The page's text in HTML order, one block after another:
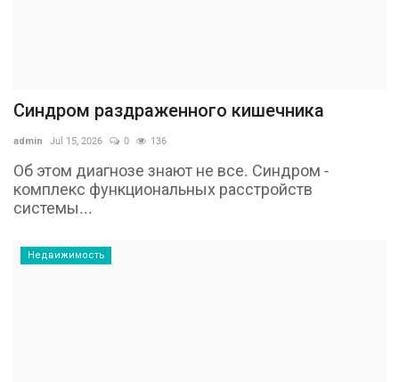
Синдром раздраженного кишечника
admin Jul 15, 2026 0 136
Об этом диагнозе знают не все. Синдром -
комплекс функциональных расстройств
системы...
Недвижимость